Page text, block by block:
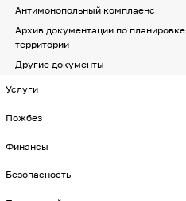
Антимонопольный комплаенс
Архив документации по планировке
территории
Другие документы
Услуги
Пожбез
Финансы
Безопасность